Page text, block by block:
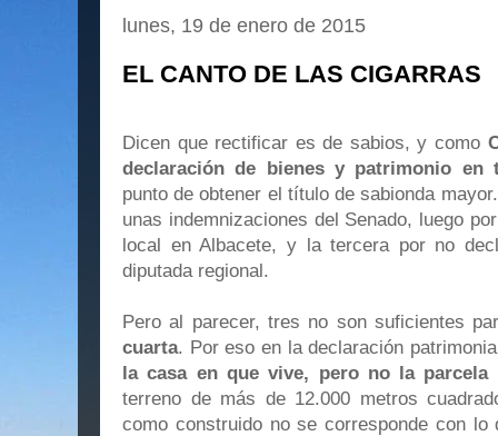
lunes, 19 de enero de 2015
EL CANTO DE LAS CIGARRAS
Dicen que rectificar es de sabios, y como
declaración de bienes y patrimonio en
punto de obtener el título de sabionda
unas indemnizaciones del Senado, luego
local en Albacete, y la tercera por no
diputada regional.
Pero al parecer, tres no son suficientes
cuarta. Por eso en la declaración
la casa en que vive, pero no la parcela
terreno de más de 12.000 metros
como construido no se corresponde con